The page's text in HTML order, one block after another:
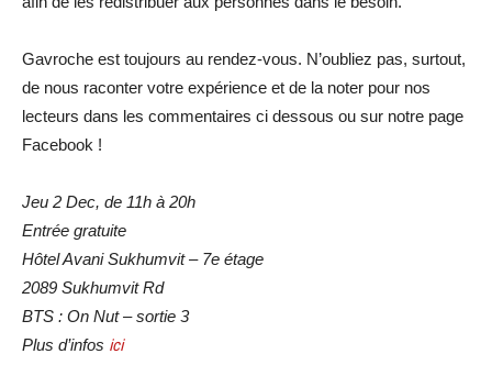
Gavroche est toujours au rendez-vous. N’oubliez pas, surtout,
de nous raconter votre expérience et de la noter pour nos
lecteurs dans les commentaires ci dessous ou sur notre page
Facebook !
Jeu 2 Dec, de 11h à 20h
Entrée gratuite
Hôtel Avani Sukhumvit – 7e étage
2089 Sukhumvit Rd
BTS : On Nut – sortie 3
Plus d’infos ici